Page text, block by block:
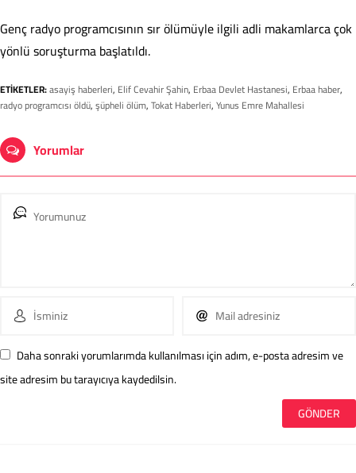
Genç radyo programcısının sır ölümüyle ilgili adli makamlarca çok
yönlü soruşturma başlatıldı.
ETİKETLER:asayiş haberleri, Elif Cevahir Şahin, Erbaa Devlet Hastanesi, Erbaa haber,
radyo programcısı öldü,şüpheli ölüm,Tokat Haberleri,Yunus Emre Mahallesi
Yorumlar
Daha sonraki yorumlarımda kullanılması için adım, e-posta adresim ve
site adresim bu tarayıcıya kaydedilsin.